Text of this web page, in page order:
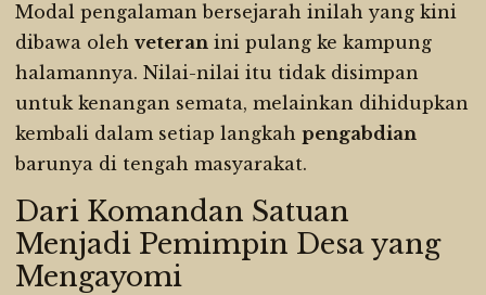
Modal pengalaman bersejarah inilah yang kini
dibawa oleh veteran ini pulang ke kampung
halamannya. Nilai-nilai itu tidak disimpan
untuk kenangan semata, melainkan dihidupkan
kembali dalam setiap langkah pengabdian
barunya di tengah masyarakat.
Dari Komandan Satuan
Menjadi Pemimpin Desa yang
Mengayomi